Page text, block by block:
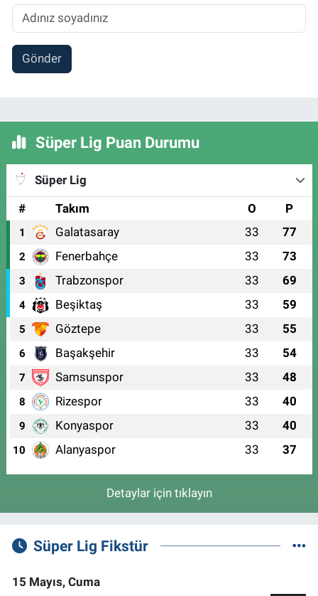
Gönder
Süper Lig Puan Durumu
Süper Lig
#
Takım O P
1 Galatasaray 33 77
2 Fenerbahçe 33 73
3 Trabzonspor 33 69
4 Beşiktaş 33 59
5 Göztepe 33 55
6 Başakşehir 33 54
7 Samsunspor 33 48
8 Rizespor 33 40
9 Konyaspor 33 40
10 Alanyaspor 33 37
Detaylar için tıklayın
Süper Lig Fikstür
15 Mayıs, Cuma